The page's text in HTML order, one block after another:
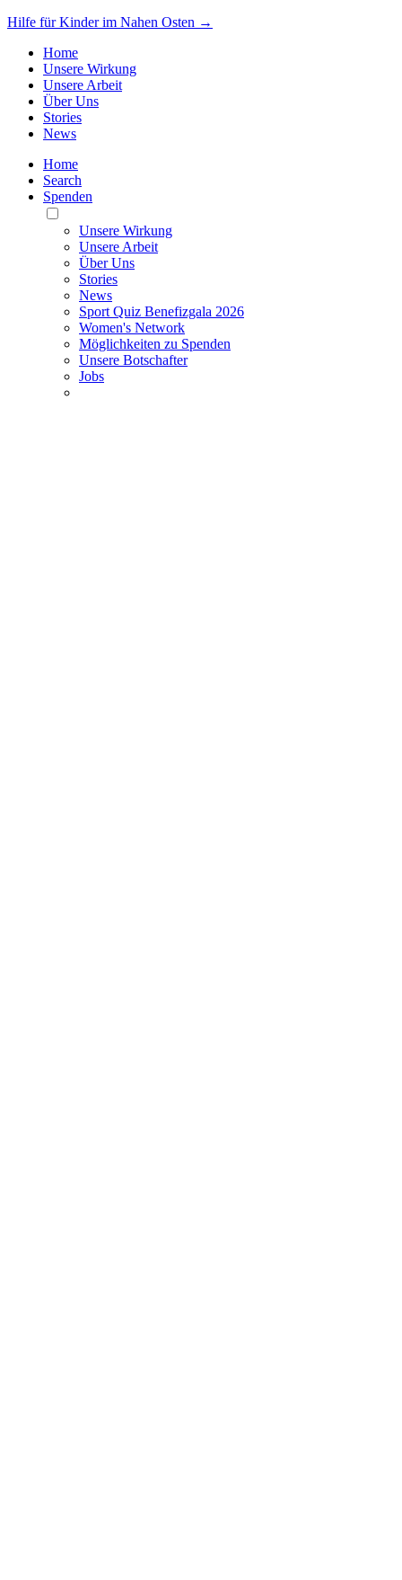
Hilfe für Kinder im Nahen Osten →
Home
Unsere Wirkung
Unsere Arbeit
Über Uns
Stories
News
Home
Search
Spenden
Toggle
Mobile
Menu
Unsere Wirkung
Unsere Arbeit
Über Uns
Stories
News
Sport Quiz Benefizgala 2026
Women's Network
Möglichkeiten zu Spenden
Unsere Botschafter
Jobs